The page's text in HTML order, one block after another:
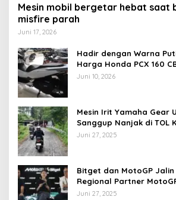
Mesin mobil bergetar hebat saat
misfire parah
Juni 17, 2026
Hadir dengan Warna
Harga Honda PCX 160
Juni 10, 2026
Mesin Irit Yamaha Gear
Sanggup Nanjak di TOL
Krakalan?
Juni 27, 2025
Bitget dan MotoGP
Regional Partner
Juni 27, 2025